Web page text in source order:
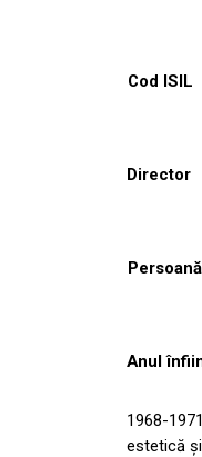
Cod ISIL
Director
Anul
1968-
estetică